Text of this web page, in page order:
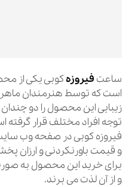
ساعت فیروزهکوبی یکی از
است که توسط هنرمندان ماهر
زیبایی این محصول را دو
توجه افراد مختلف قرار
فیروزه کوبی در صفحه وب
و قیمت باورنکردنی و ارزان
برای خرید این محصول به
و از آن لذت می برند.